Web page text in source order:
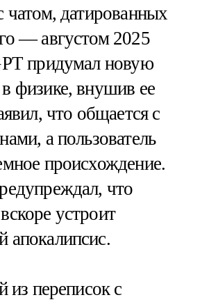
чатом, датированных
— августом 2025
придумал новую
физике, внушив ее
что общается с
а пользователь
происхождение.
что
устроит
апокалипсис.
из переписок с